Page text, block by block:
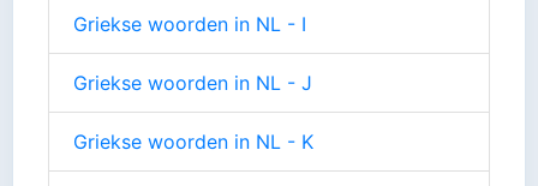
Griekse woorden in NL - I
Griekse woorden in NL - J
Griekse woorden in NL - K